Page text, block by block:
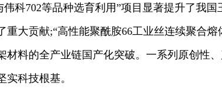
科702等品种选育利用”项目显著提升了我
大贡献;“高性能聚酰胺66工业丝连续聚合
材料的‌全产业链国产化突破。一系列原创性
科技根基。